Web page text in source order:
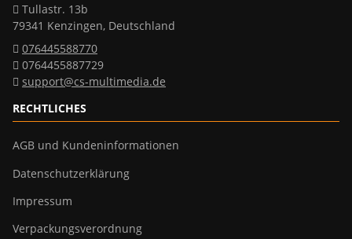
Tullastr. 13b
79341 Kenzingen, Deutschland
076445588770
0764455887729
support@cs-multimedia.de
RECHTLICHES
AGB und Kundeninformationen
Datenschutzerklärung
Impressum
Verpackungsverordnung